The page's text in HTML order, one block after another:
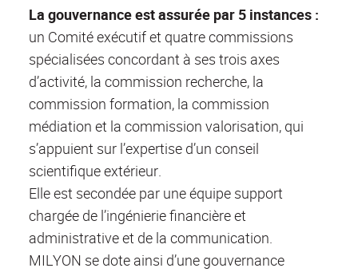
La gouvernance est assurée par 5 instances :
un Comité exécutif et quatre commissions
spécialisées concordant à ses trois axes
d’activité, la commission recherche, la
commission formation, la commission
médiation et la commission valorisation, qui
s’appuient sur l’expertise d’un conseil
scientifique extérieur.
Elle est secondée par une équipe support
chargée de l’ingénierie financière et
administrative et de la communication.
MILYON se dote ainsi d’une gouvernance